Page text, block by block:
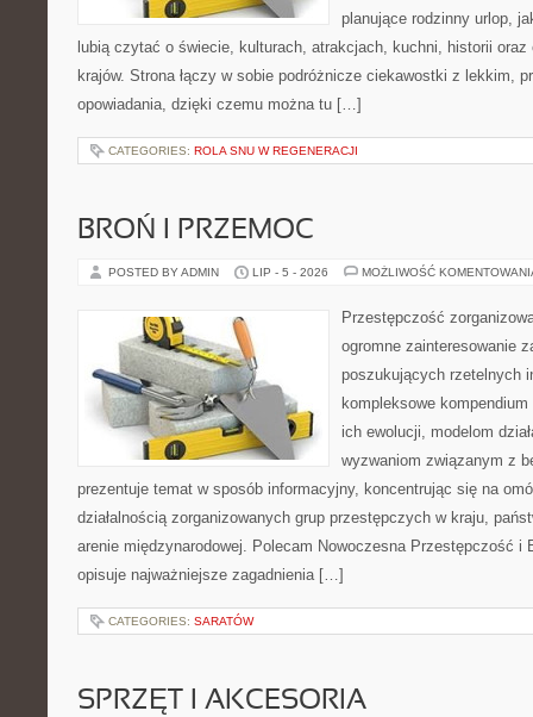
planujące rodzinny urlop,
lubią czytać o świecie, kulturach, atrakcjach, kuchni, historii
krajów. Strona łączy w sobie podróżnicze ciekawostki z lekkim,
opowiadania, dzięki czemu można tu […]
CATEGORIES: ROLA SNU W REGENERACJI
BROŃ I PRZEMOC
POSTED BY ADMIN LIP - 5 - 2026 MOŻLIWOŚĆ
Przestępczość
ogromne zainteresowanie
poszukujących rzetelnych
kompleksowe
ich ewolucji, modelom
wyzwaniom związanym z
prezentuje temat w sposób informacyjny, koncentrując się na
działalnością zorganizowanych grup przestępczych w kraju,
arenie międzynarodowej. Polecam Nowoczesna Przestępczość i
opisuje najważniejsze zagadnienia […]
CATEGORIES: SARATÓW
SPRZĘT I AKCESORIA